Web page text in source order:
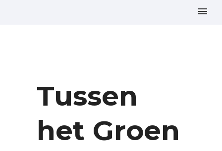
Tussen
het Groen